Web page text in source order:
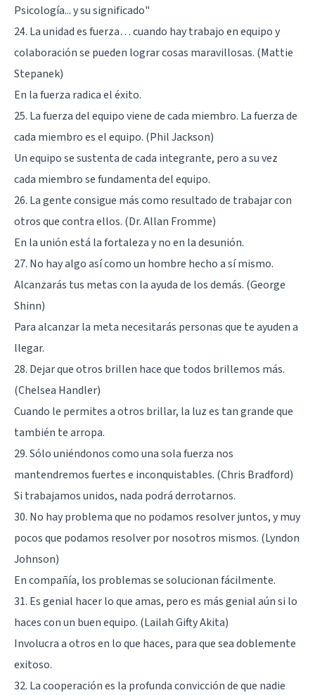
Psicología... y su significado"
24. La unidad es fuerza… cuando hay trabajo en equipo y
colaboración se pueden lograr cosas maravillosas. (Mattie
Stepanek)
En la fuerza radica el éxito.
25. La fuerza del equipo viene de cada miembro. La fuerza de
cada miembro es el equipo. (Phil Jackson)
Un equipo se sustenta de cada integrante, pero a su vez
cada miembro se fundamenta del equipo.
26. La gente consigue más como resultado de trabajar con
otros que contra ellos. (Dr. Allan Fromme)
En la unión está la fortaleza y no en la desunión.
27. No hay algo así como un hombre hecho a sí mismo.
Alcanzarás tus metas con la ayuda de los demás. (George
Shinn)
Para alcanzar la meta necesitarás personas que te ayuden a
llegar.
28. Dejar que otros brillen hace que todos brillemos más.
(Chelsea Handler)
Cuando le permites a otros brillar, la luz es tan grande que
también te arropa.
29. Sólo uniéndonos como una sola fuerza nos
mantendremos fuertes e inconquistables. (Chris Bradford)
Si trabajamos unidos, nada podrá derrotarnos.
30. No hay problema que no podamos resolver juntos, y muy
pocos que podamos resolver por nosotros mismos. (Lyndon
Johnson)
En compañía, los problemas se solucionan fácilmente.
31. Es genial hacer lo que amas, pero es más genial aún si lo
haces con un buen equipo. (Lailah Gifty Akita)
Involucra a otros en lo que haces, para que sea doblemente
exitoso.
32. La cooperación es la profunda convicción de que nadie